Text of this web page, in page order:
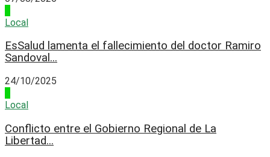
Local
EsSalud lamenta el fallecimiento del doctor Ramiro
Sandoval...
24/10/2025
Local
Conflicto entre el Gobierno Regional de La
Libertad...